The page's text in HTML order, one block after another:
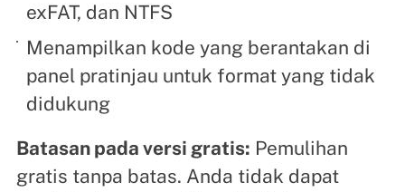
exFAT, dan NTFS
Menampilkan kode yang berantakan di
panel pratinjau untuk format yang tidak
didukung
Batasan pada versi gratis: Pemulihan
gratis tanpa batas. Anda tidak dapat